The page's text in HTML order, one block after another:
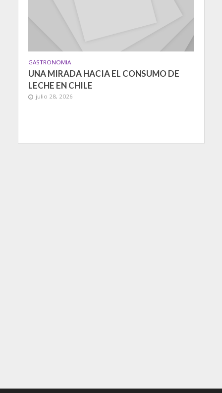
GASTRONOMIA
UNA MIRADA HACIA EL CONSUMO DE
LECHE EN CHILE
julio 28, 2026